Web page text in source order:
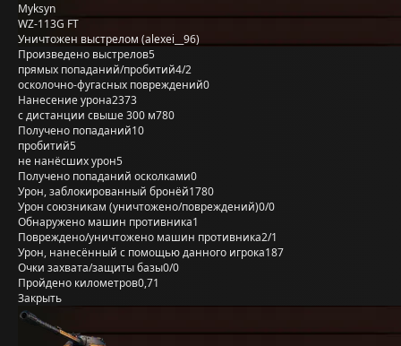
Myksyn
WZ-113G FT
Уничтожен выстрелом (alexei__96)
Произведено выстрелов5
прямых попаданий/пробитий4/2
осколочно-фугасных повреждений0
Нанесение урона2373
с дистанции свыше 300 м780
Получено попаданий10
пробитий5
не нанёсших урон5
Получено попаданий осколками0
Урон, заблокированный бронёй1780
Урон союзникам (уничтожено/повреждений)0/0
Обнаружено машин противника1
Повреждено/уничтожено машин противника2/1
Урон, нанесённый с помощью данного игрока187
Очки захвата/защиты базы0/0
Пройдено километров0,71
Закрыть